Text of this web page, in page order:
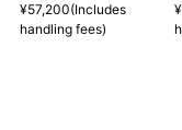
¥57,200(Includes
handling fees)